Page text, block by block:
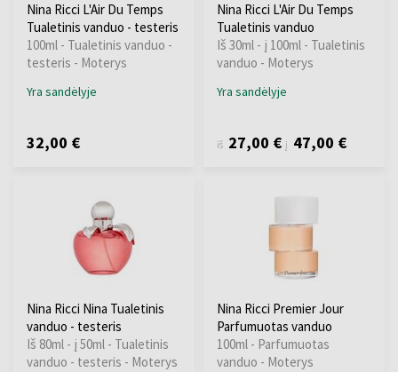
Nina Ricci L'Air Du Temps
Tualetinis vanduo - testeris
100ml - Tualetinis vanduo -
testeris - Moterys
Yra sandėlyje
32,00 €
Nina Ricci L'Air Du Temps
Tualetinis vanduo
Iš 30ml - į 100ml - Tualetinis
vanduo - Moterys
Yra sandėlyje
iš 27,00 € į 47,00 €
Nina Ricci Nina Tualetinis
vanduo - testeris
Iš 80ml - į 50ml - Tualetinis
vanduo - testeris - Moterys
Nina Ricci Premier Jour
Parfumuotas vanduo
100ml - Parfumuotas
vanduo - Moterys